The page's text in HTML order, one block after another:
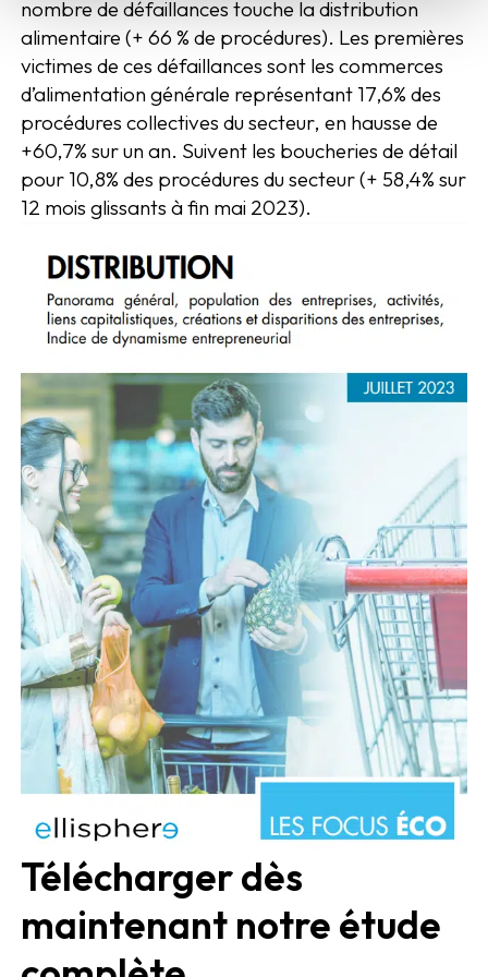
nombre de défaillances touche la distribution
alimentaire (+ 66 % de procédures). Les premières
victimes de ces défaillances sont les commerces
d’alimentation générale représentant 17,6% des
procédures collectives du secteur, en hausse de
+60,7% sur un an. Suivent les boucheries de détail
pour 10,8% des procédures du secteur (+ 58,4% sur
12 mois glissants à fin mai 2023).
Télécharger dès
maintenant notre étude